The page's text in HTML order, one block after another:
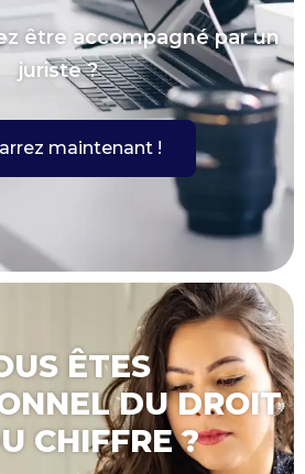
être accompagné par un
juriste ?
maintenant !
ÊTES
DU DROIT
CHIFFRE ?